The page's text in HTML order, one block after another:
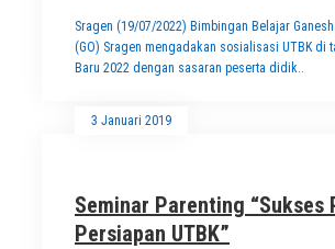
Sragen (19/07/2022) Bimbingan Belajar
(GO) Sragen mengadakan sosialisasi UTBK di
Baru 2022 dengan sasaran peserta didik..
3 Januari 2019
Seminar Parenting “Sukses
Persiapan UTBK”